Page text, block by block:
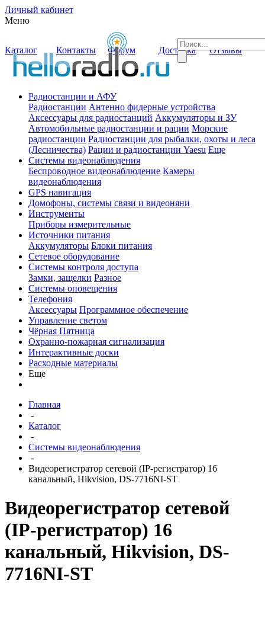
Личный кабинет
Меню
Каталог Контакты Форум Доставка Отзывы
Радиостанции и АФУ
Радиостанции Антенно фидерные устройства
Аксессуары для радиостанций Аккумуляторы и ЗУ
Автомобильные радиостанции и рации Морские
радиостанции Радиостанции для рыбалки, охоты и леса
(Лесничества) Рации и радиостанции Yaesu Еще
Системы видеонаблюдения
Беспроводное видеонаблюдение Камеры
видеонаблюдения
GPS навигация
Домофоны, системы связи и видеоняни
Инструменты
Приборы измерительные
Источники питания
Аккумуляторы Блоки питания
Сетевое оборудование
Системы контроля доступа
Замки, защелки Разное
Системы оповещения
Телефония
Аксессуары Программное обеспечение
Управление светом
Чёрная Пятница
Охранно-пожарная сигнализация
Интерактивные доски
Расходные материалы
Еще
Главная
-
Каталог
-
Системы видеонаблюдения
-
Видеорегистратор сетевой (IP-регистратор) 16
канальный, Hikvision, DS-7716NI-ST
Видеорегистратор сетевой
(IP-регистратор) 16
канальный, Hikvision, DS-
7716NI-ST